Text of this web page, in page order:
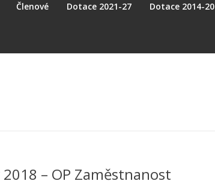
Členové Dotace 2021-27 Dotace 2014-20
– OP Zaměstnanost